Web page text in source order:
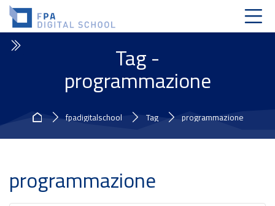
Skip to navigation
Skip to login form
Vai al contenuto principale
Skip to accessibility options
Skip to footer
Skip accessibility options
Tag -
programmazione
Homefpadigitalschool Tag programmazione
programmazione